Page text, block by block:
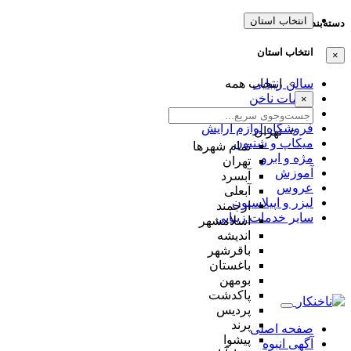
دسته‌بندی‌ها
×
سالن زیبایی
خدمات ناخن
کلینیک زیبایی
فروشگاه لوازم آرایش
میکاپ و شنیون
مژه و ابرو
آموزش
عروس
لیزر و اپیلاسیون
سایر خدمات زیبایی
انتخاب استان
انتخاب استان
انتخاب همه
×
تهران
تمام شهر‌ها
تهران
آبسرد
آبعلی
ارجمند
اسلامشهر
اندیشه
باقرشهر
باغستان
بومهن
پاکدشت
پردیس
پرند
پیشوا
صفحه اصلی
آگهی انبوه